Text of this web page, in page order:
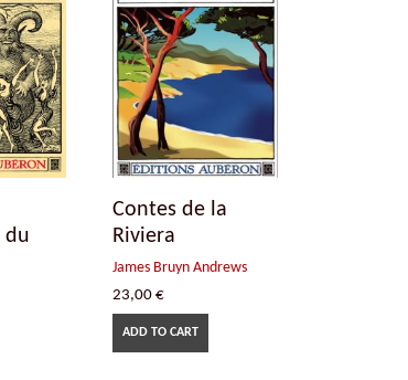
du
Contes de la
Riviera
James Bruyn Andrews
23,00€
ADD TO CART